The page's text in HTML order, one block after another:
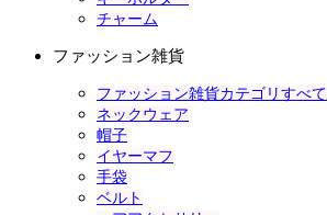
チャーム
ファッション雑貨
ファッション雑貨カテゴリすべて
ネックウェア
帽子
イヤーマフ
手袋
ベルト